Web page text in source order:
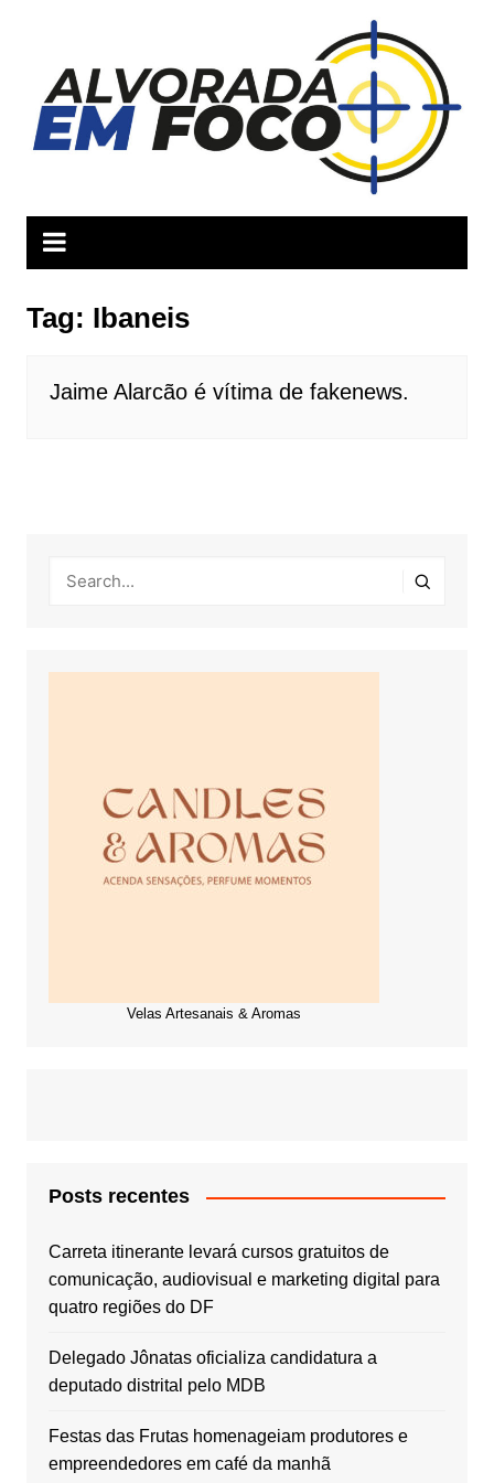
conteúdo
Tag: Ibaneis
Jaime Alarcão é vítima de fakenews.
Velas Artesanais & Aromas
Posts recentes
Carreta itinerante levará cursos gratuitos de
comunicação, audiovisual e marketing digital para
quatro regiões do DF
Delegado Jônatas oficializa candidatura a
deputado distrital pelo MDB
Festas das Frutas homenageiam produtores e
empreendedores em café da manhã